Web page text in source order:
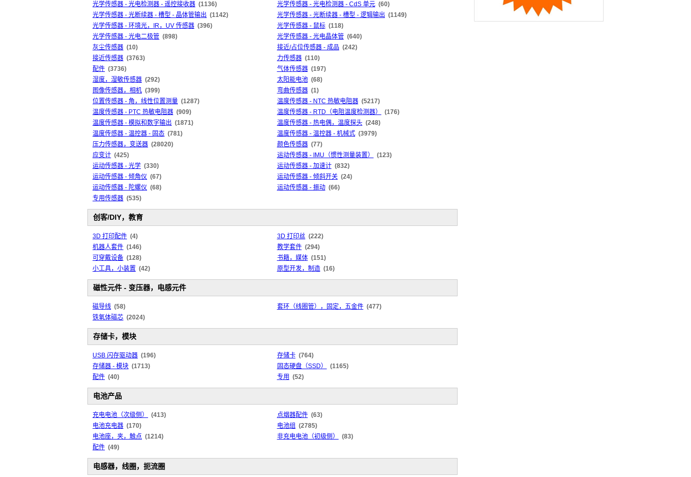
光学传感器 - 光电检测器 - 遥控接收器 (1136) 光学传感器 - 光电检测器 - CdS 单元 (60)
光学传感器 - 光断续器 - 槽型 - 晶体管输出 (1142) 光学传感器 - 光断续器 - 槽型 - 逻辑输出 (1149)
光学传感器 - 环境光，IR，UV 传感器 (396) 光学传感器 - 鼠标 (118)
光学传感器 - 光电二极管 (898) 光学传感器 - 光电晶体管 (640)
灰尘传感器 (10) 接近/占位传感器 - 成品 (242)
接近传感器 (3763) 力传感器 (110)
配件 (3736) 气体传感器 (197)
湿度，湿敏传感器 (292) 太阳能电池 (68)
图像传感器，相机 (399) 弯曲传感器 (1)
位置传感器 - 角，线性位置测量 (1287) 温度传感器 - NTC 热敏电阻器 (5217)
温度传感器 - PTC 热敏电阻器 (909) 温度传感器 - RTD（电阻温度检测器）
(176)
温度传感器 - 模拟和数字输出 (1871) 温度传感器 - 热电偶，温度探头 (248)
温度传感器 - 温控器 - 固态 (781) 温度传感器 - 温控器 - 机械式 (3979)
压力传感器，变送器 (28020) 颜色传感器 (77)
应变计 (425) 运动传感器 - IMU（惯性测量装置）
(123)
运动传感器 - 光学 (330) 运动传感器 - 加速计 (832)
运动传感器 - 倾角仪 (67) 运动传感器 - 倾斜开关 (24)
运动传感器 - 陀螺仪 (68) 运动传感器 - 振动 (66)
专用传感器 (535)
创客/DIY，教育
3D 打印配件 (4) 3D 打印丝 (222)
机器人套件 (146) 教学套件 (294)
可穿戴设备 (128) 书籍，媒体 (151)
小工具，小装置 (42) 原型开发，制造 (16)
磁性元件 - 变压器，电感元件
磁导线 (58) 套环（线圈管），固定，五金件 (477)
铁氧体磁芯 (2024)
存储卡，模块
USB 闪存驱动器 (196) 存储卡 (764)
存储器 - 模块 (1713) 固态硬盘（SSD）
(1165)
配件 (40) 专用 (52)
电池产品
充电电池（次级侧） (413) 点烟器配件 (63)
电池充电器 (170) 电池组 (2785)
电池座，夹，触点 (1214) 非充电电池（初级侧）
(83)
配件 (49)
电感器，线圈，扼流圈